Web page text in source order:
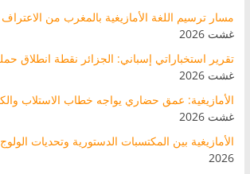
مسار ترسيم اللغة الأمازيغية بالمغرب من الاعتراف
غشت 2026
تقرير استخباراتي إسباني: الجزائر نقطة انطلاق
غشت 2026
الأمازيغية: عمق حضاري يواجه خطاب الاستلاب
غشت 2026
الأمازيغية بين المكتسبات الدستورية وتحديات
2026